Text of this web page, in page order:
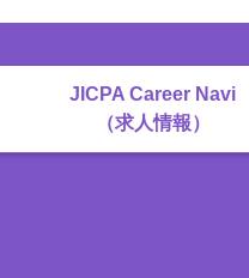
JICPA Career Navi
（求人情報）